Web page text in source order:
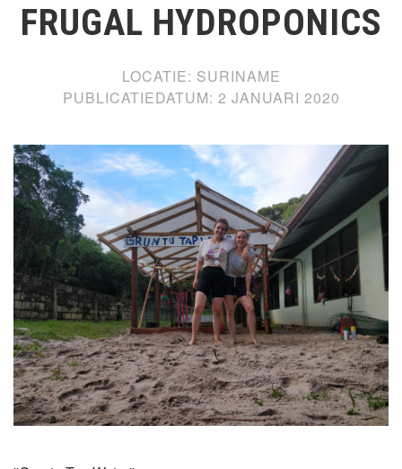
FRUGAL HYDROPONICS
LOCATIE: SURINAME
PUBLICATIEDATUM: 2 JANUARI 2020